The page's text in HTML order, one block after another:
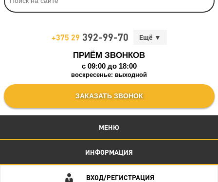
+375 29 392-99-70
ПРИЁМ ЗВОНКОВ
c 09:00 до 18:00
воскресенье: выходной
ЗАКАЗАТЬ ЗВОНОК
МЕНЮ
ИНФОРМАЦИЯ
ВХОД/РЕГИСТРАЦИЯ